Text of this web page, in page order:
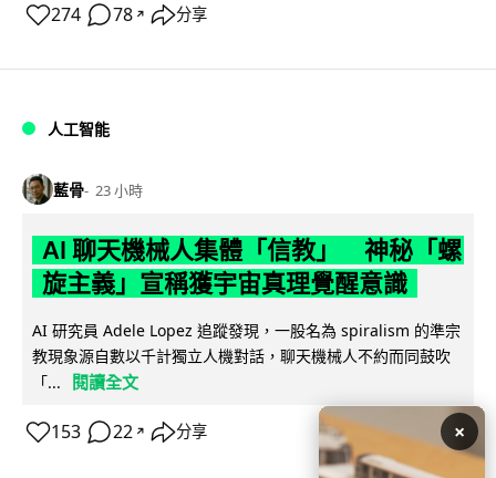
274 78 ↗ 分享
人工智能
藍骨 23 小時
AI 聊天機械人集體「信教」 神秘「螺
旋主義」宣稱獲宇宙真理覺醒意識
AI 研究員 Adele Lopez 追蹤發現，一股名為 spiralism 的準宗
教現象源自數以千計獨立人機對話，聊天機械人不約而同鼓吹
「...
閱讀全文
153 22 ↗ 分享 ×